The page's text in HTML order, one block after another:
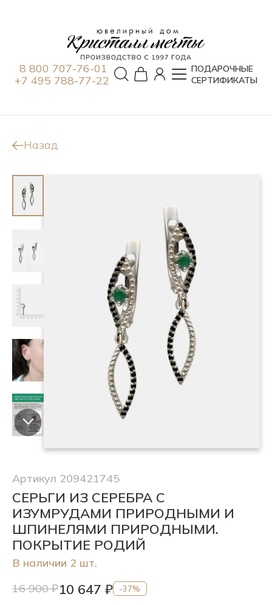
8 800 707-76-01
+7 495 788-77-22
ПОДАРОЧНЫЕ
СЕРТИФИКАТЫ
Назад
Артикул 209421745
СЕРЬГИ ИЗ СЕРЕБРА С
ИЗУМРУДАМИ ПРИРОДНЫМИ И
ШПИНЕЛЯМИ ПРИРОДНЫМИ.
ПОКРЫТИЕ РОДИЙ
В наличии 2 шт.
16 900 ₽10 647 ₽ -37%